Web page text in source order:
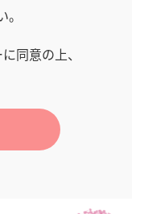
同意の上、